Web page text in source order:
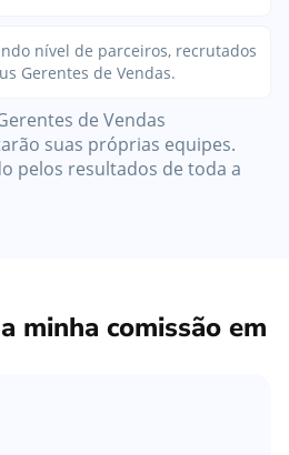
nível de parceiros, recrutados
Gerentes de Vendas.
de Vendas
suas próprias equipes.
pelos resultados de toda a
minha comissão em